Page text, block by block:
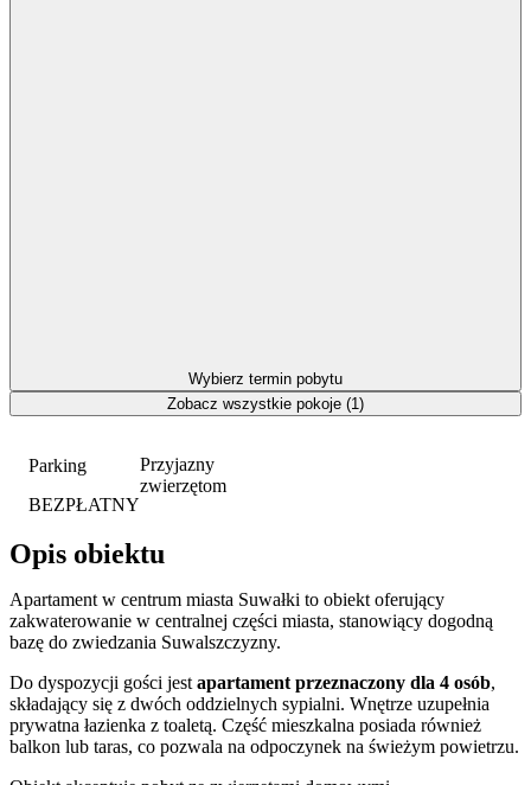
Parking
BEZPŁATNY
Przyjazny
zwierzętom
Opis obiektu
Apartament w centrum miasta Suwałki to obiekt oferujący
zakwaterowanie w centralnej części miasta, stanowiący dogodną
bazę do zwiedzania Suwalszczyzny.
Do dyspozycji gości jestapartament przeznaczony dla 4 osób,
składający się z dwóch oddzielnych sypialni. Wnętrze uzupełnia
prywatna łazienka z toaletą. Część mieszkalna posiada również
balkon lub taras, co pozwala na odpoczynek na świeżym powietrzu.
Wybierz termin pobytu
Zobacz wszystkie pokoje (1)